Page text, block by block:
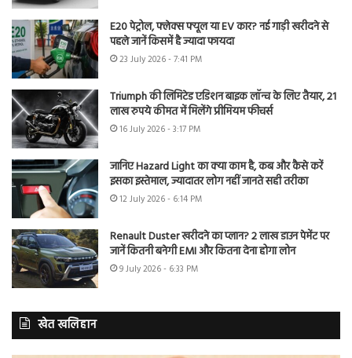
E20 पेट्रोल, फ्लेक्स फ्यूल या EV कार? नई गाड़ी खरीदने से
पहले जानें किसमें है ज्यादा फायदा
23 July 2026 - 7:41 PM
Triumph की लिमिटेड एडिशन बाइक लॉन्च के लिए तैयार, 21
लाख रुपये कीमत में मिलेंगे प्रीमियम फीचर्स
16 July 2026 - 3:17 PM
जानिए Hazard Light का क्या काम है, कब और कैसे करें
इसका इस्तेमाल, ज्यादातर लोग नहीं जानते सही तरीका
12 July 2026 - 6:14 PM
Renault Duster खरीदने का प्लान? 2 लाख डाउन पेमेंट पर
जानें कितनी बनेगी EMI और कितना देना होगा लोन
9 July 2026 - 6:33 PM
खेत खलिहान